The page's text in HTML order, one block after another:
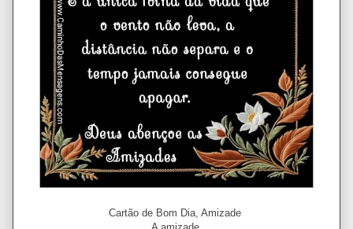
Cartão de Bom Dia, Amizade